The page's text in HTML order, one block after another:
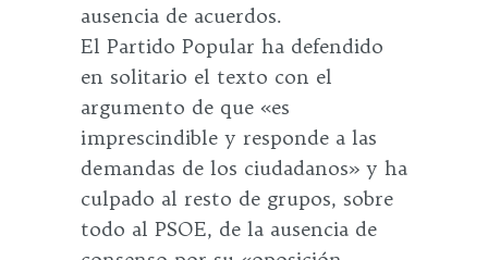
ausencia de acuerdos.
El Partido Popular ha defendido
en solitario el texto con el
argumento de que «es
imprescindible y responde a las
demandas de los ciudadanos» y ha
culpado al resto de grupos, sobre
todo al PSOE, de la ausencia de